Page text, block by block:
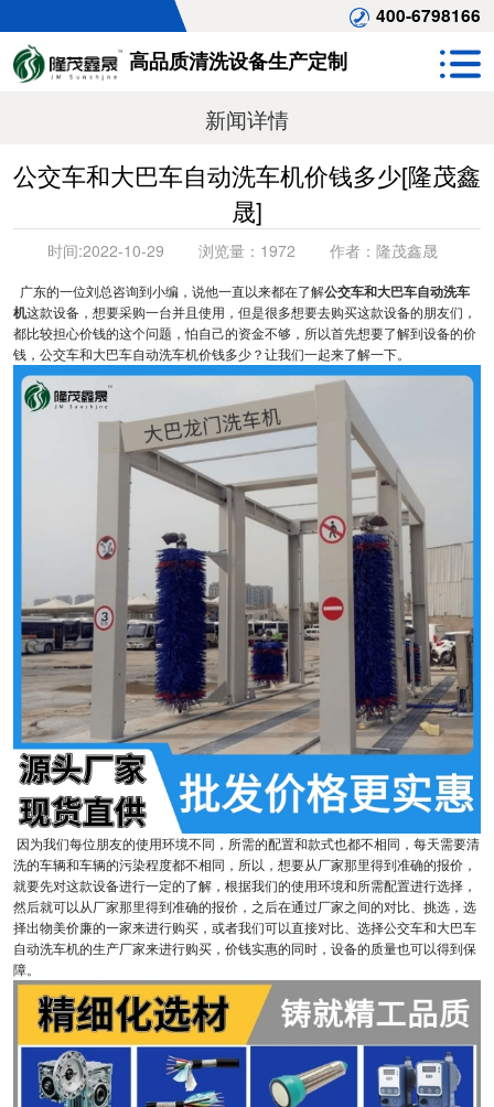
400-6798166
高品质清洗设备生产定制
新闻详情
公交车和大巴车自动洗车机价钱多少[隆茂鑫
晟]
时间:2022-10-29 浏览量： 1972 作者： 隆茂鑫晟
广东的一位刘总咨询到小编，说他一直以来都在了解公交车和大巴车自动洗车
机这款设备，想要采购一台并且使用，但是很多想要去购买这款设备的朋友们，
都比较担心价钱的这个问题，怕自己的资金不够，所以首先想要了解到设备的价
钱，公交车和大巴车自动洗车机价钱多少？让我们一起来了解一下。
因为我们每位朋友的使用环境不同，所需的配置和款式也都不相同，每天需要清
洗的车辆和车辆的污染程度都不相同，所以，想要从厂家那里得到准确的报价，
就要先对这款设备进行一定的了解，根据我们的使用环境和所需配置进行选择，
然后就可以从厂家那里得到准确的报价，之后在通过厂家之间的对比、挑选，选
择出物美价廉的一家来进行购买，或者我们可以直接对比、选择公交车和大巴车
自动洗车机的生产厂家来进行购买，价钱实惠的同时，设备的质量也可以得到保
障。